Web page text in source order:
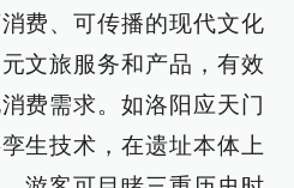
费、可传播的现代文化
文旅服务和产品，有效
费需求。如洛阳应天门
生技术，在遗址本体上